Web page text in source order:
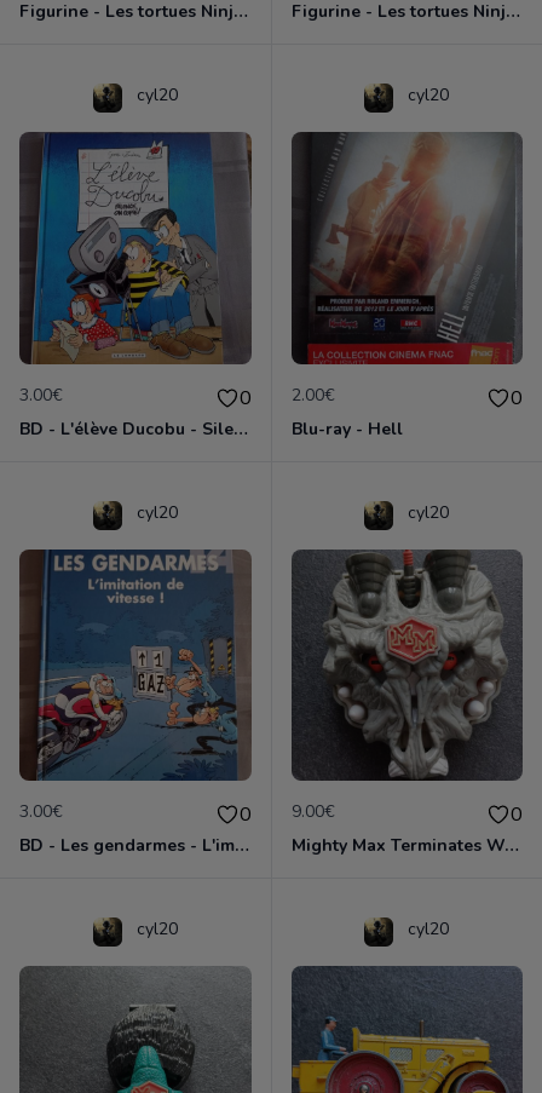
Figurine - Les tortues Ninja - Leonardo Figurine - Les tortues Ninja - Michelangelo
cyl20
3.00€ 0
BD - L'élève Ducobu - Silence, on copie
cyl20
2.00€ 0
Blu-ray - Hell
cyl20
3.00€ 0
BD - Les gendarmes - L'imitation de vitesse - Tome 14
cyl20
9.00€ 0
Mighty Max Terminates Wolfship 7
cyl20 cyl20